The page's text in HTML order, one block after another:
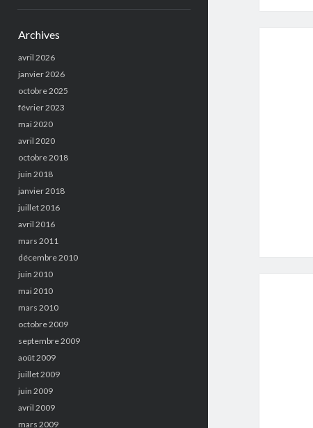
Archives
avril 2026
janvier 2026
octobre 2025
février 2023
mai 2020
avril 2020
octobre 2018
juin 2018
janvier 2018
juillet 2016
avril 2016
mars 2011
décembre 2010
juin 2010
mai 2010
mars 2010
octobre 2009
septembre 2009
août 2009
juillet 2009
juin 2009
avril 2009
mars 2009